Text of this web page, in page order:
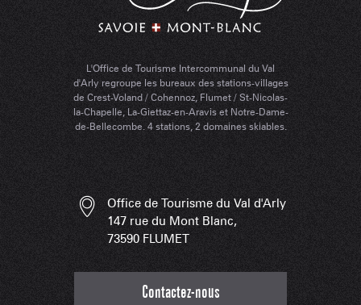
L'Office de Tourisme Intercommunal du Val
d'Arly regroupe les bureaux des stations-villages
de Crest-Voland / Cohennoz, Flumet / St-Nicolas-
la-Chapelle, La-Giettaz-en-Aravis et Notre-Dame-
de-Bellecombe. 4 stations, 2 domaines skiables.
Office de Tourisme du Val d'Arly
147 rue du Mont Blanc,
73590 FLUMET
Contactez-nous